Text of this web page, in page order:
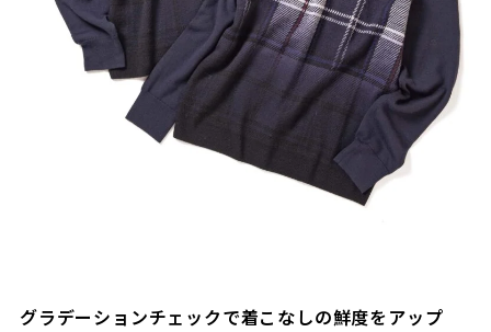
グラデーションチェックで着こなしの鮮度をアップ